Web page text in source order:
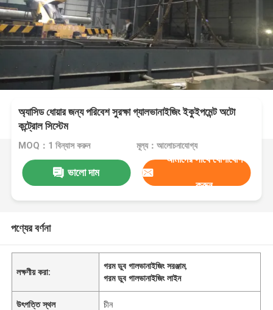
অ্যাসিড ধোয়ার জন্য পরিবেশ সুরক্ষা গ্যালভানাইজিং ইকুইপমেন্ট অটো
কন্ট্রোল সিস্টেম
MOQ：1 বিন্যাস করুন মূল্য：আলোচনাযোগ্য
ভালো দাম
আমাদের সাথে যোগাযোগ
করুন
পণ্যের বর্ণনা
লক্ষণীয় করা:
গরম ডুব গালভানাইজিং সরঞ্জাম,
গরম ডুব গালভানাইজিং লাইন
উৎপত্তি স্থল চীন